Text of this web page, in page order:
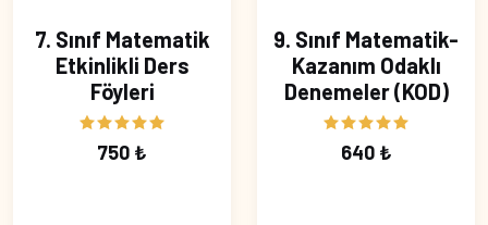
7. Sınıf Matematik
Etkinlikli Ders
Föyleri
750 ₺
9. Sınıf Matematik-
Kazanım Odaklı
Denemeler (KOD)
640 ₺